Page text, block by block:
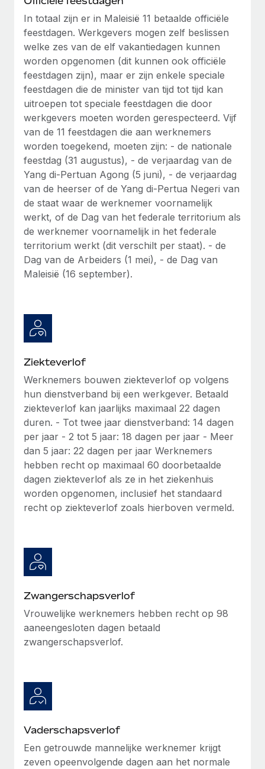
Secundaire arbeidsvoorwaarden
Eenvoudig secundaire arbeidsvoorwaarden
beheren
Meer informatie
Productupdates van Remote: Gusto- en Xero-
integraties en Contractor Management Plus
Het blijft de missie van Remote om alle soorten bedrijven
te helpen bij het aannemen, beheren en...
Meer informatie
Hoe Phiture 55 werknemers in 19 landen
beheert met Remote
Phiture, een toonaangevende leider in de wereldwijde
mobiele groeiadviessector, zet zich sinds 2016...
Meer informatie
In totaal zijn er in Maleisië 11 betaalde officiële
feestdagen. Werkgevers mogen zelf beslissen
welke zes van de elf vakantiedagen kunnen
worden opgenomen (dit kunnen ook officiële
feestdagen zijn), maar er zijn enkele speciale
feestdagen die de minister van tijd tot tijd kan
uitroepen tot speciale feestdagen die door
werkgevers moeten worden gerespecteerd. Vijf
van de 11 feestdagen die aan werknemers
worden toegekend, moeten zijn: - de nationale
feestdag (31 augustus), - de verjaardag van de
Yang di-Pertuan Agong (5 juni), - de verjaardag
van de heerser of de Yang di-Pertua Negeri van
de staat waar de werknemer voornamelijk
werkt, of de Dag van het federale territorium als
de werknemer voornamelijk in het federale
territorium werkt (dit verschilt per staat). - de
Dag van de Arbeiders (1 mei), - de Dag van
Maleisië (16 september).
Ziekteverlof
Werknemers bouwen ziekteverlof op volgens
hun dienstverband bij een werkgever. Betaald
ziekteverlof kan jaarlijks maximaal 22 dagen
duren. - Tot twee jaar dienstverband: 14 dagen
per jaar - 2 tot 5 jaar: 18 dagen per jaar - Meer
dan 5 jaar: 22 dagen per jaar Werknemers
hebben recht op maximaal 60 doorbetaalde
dagen ziekteverlof als ze in het ziekenhuis
worden opgenomen, inclusief het standaard
recht op ziekteverlof zoals hierboven vermeld.
Zwangerschapsverlof
Vrouwelijke werknemers hebben recht op 98
aaneengesloten dagen betaald
zwangerschapsverlof.
Vaderschapsverlof
Een getrouwde mannelijke werknemer krijgt
zeven opeenvolgende dagen aan het normale